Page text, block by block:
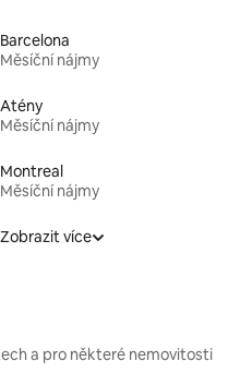
Barcelona
Měsíční nájmy
Atény
Měsíční nájmy
Montreal
Měsíční nájmy
Zobrazit více
a pro některé nemovitosti